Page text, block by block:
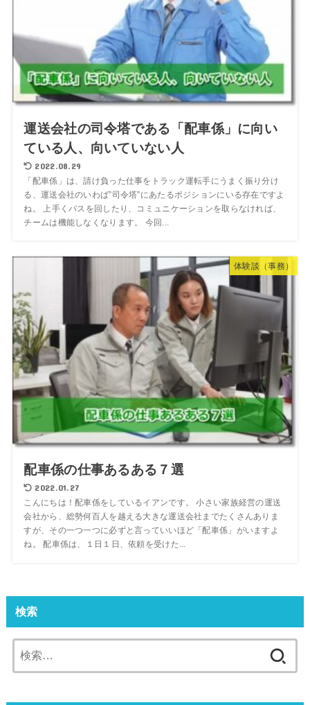
運送会社の司令塔である「配車係」に向い
ている人、向いていない人
2022.08.29
「配車係」は、請け負った仕事をトラック運転手にうまく振り分け
る、運送会社のいわば”司令塔”にあたるポジションにいる存在ですよ
ね。 上手くパスを回したり、コミュニケーションを取らなければ、
チームは機能しなくなります。 今回...
体験談（事務）
配車係の仕事あるある７選
2022.01.27
こんにちは！配車係をしているイアンです。 小さい家族経営の運送
会社から、総勢何百人を越える大きな運送会社までたくさんありま
すが、その一つ一つに必ずと言っていいほど「配車係」がいますよ
ね。 配車係は、１日１日、依頼を受けた...
検索
索: